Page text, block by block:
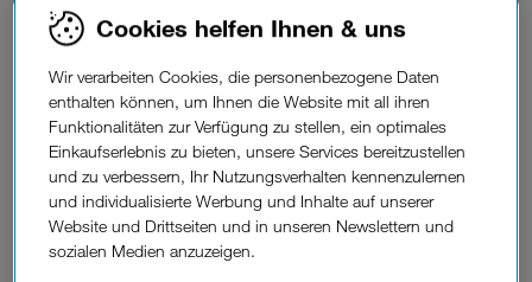
Wie wird das Wetter am
Ostersonntag,
12 Uhr mittags?
Unser Gewinnspiel dreht sich um exakt diese Frage. Dafür
haben wir drei Orte in Österreich definiert, auf die es
ankommt: Mondsee, Seefeld und Wien. Gefragt sind
Temperatur, Niederschlag und Windgeschwindigkeit.
Schicken Sie uns bis 27.3. Ihre Prognose für alle drei Orte –
Cookies helfen Ihnen & uns
Wir verarbeiten Cookies, die personenbezogene Daten
enthalten können, um Ihnen die Website mit all ihren
Funktionalitäten zur Verfügung zu stellen, ein optimales
Einkaufserlebnis zu bieten, unsere Services bereitzustellen
und zu verbessern, Ihr Nutzungsverhalten kennenzulernen
und individualisierte Werbung und Inhalte auf unserer
Website und Drittseiten und in unseren Newslettern und
sozialen Medien anzuzeigen.